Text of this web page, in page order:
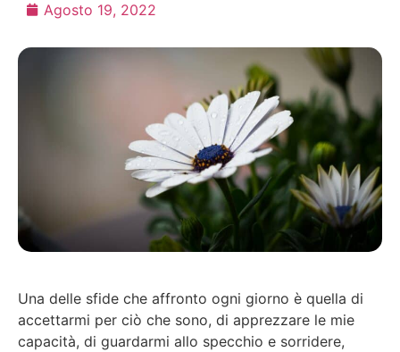
Agosto 19, 2022
Una delle sfide che affronto ogni giorno è quella di
accettarmi per ciò che sono, di apprezzare le mie
capacità, di guardarmi allo specchio e sorridere,